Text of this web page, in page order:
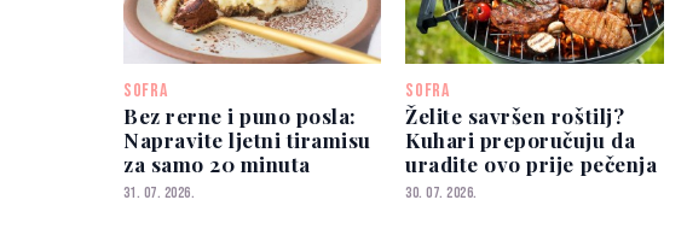
SOFRA
Bez rerne i puno posla:
Napravite ljetni tiramisu
za samo 20 minuta
31. 07. 2026.
SOFRA
Želite savršen roštilj?
Kuhari preporučuju da
uradite ovo prije pečenja
30. 07. 2026.